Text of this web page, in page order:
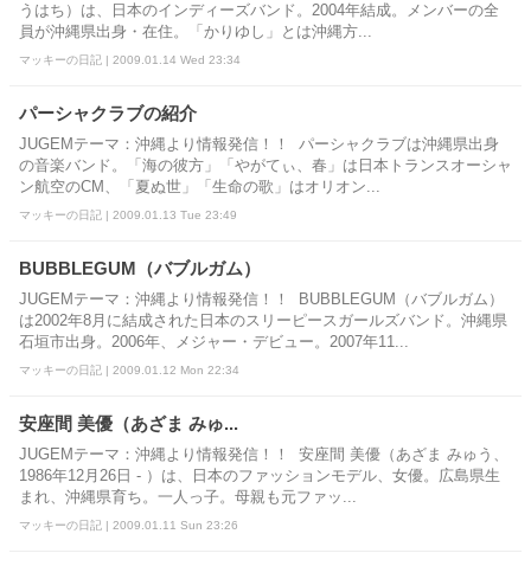
うはち）は、日本のインディーズバンド。2004年結成。メンバーの全
員が沖縄県出身・在住。「かりゆし」とは沖縄方...
マッキーの日記 | 2009.01.14 Wed 23:34
パーシャクラブの紹介
JUGEMテーマ：沖縄より情報発信！！ パーシャクラブは沖縄県出身
の音楽バンド。「海の彼方」「やがてぃ、春」は日本トランスオーシャ
ン航空のCM、「夏ぬ世」「生命の歌」はオリオン...
マッキーの日記 | 2009.01.13 Tue 23:49
BUBBLEGUM（バブルガム）
JUGEMテーマ：沖縄より情報発信！！ BUBBLEGUM（バブルガム）
は2002年8月に結成された日本のスリーピースガールズバンド。沖縄県
石垣市出身。2006年、メジャー・デビュー。2007年11...
マッキーの日記 | 2009.01.12 Mon 22:34
安座間 美優（あざま みゅ...
JUGEMテーマ：沖縄より情報発信！！ 安座間 美優（あざま みゅう、
1986年12月26日 - ）は、日本のファッションモデル、女優。広島県生
まれ、沖縄県育ち。一人っ子。母親も元ファッ...
マッキーの日記 | 2009.01.11 Sun 23:26